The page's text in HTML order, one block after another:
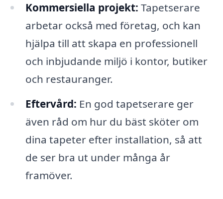
Kommersiella projekt: Tapetserare
arbetar också med företag, och kan
hjälpa till att skapa en professionell
och inbjudande miljö i kontor, butiker
och restauranger.
Eftervård: En god tapetserare ger
även råd om hur du bäst sköter om
dina tapeter efter installation, så att
de ser bra ut under många år
framöver.